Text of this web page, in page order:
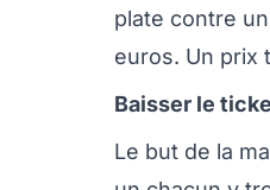
plate contre
euros. Un prix
Baisser le
Le but de la